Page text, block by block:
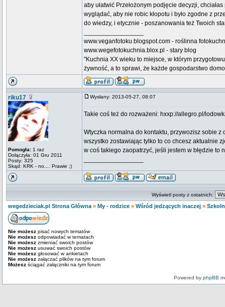
aby ułatwić Przełożonym podjęcie decyzji,
wyglądać, aby nie robic kłopotu i było zgodne z
do wiedzy, i etycznie - poszanowania też Twoich
www.veganfotoku.blogspot.com - roślinna
www.wegefotokuchnia.blox.pl - stary blog
"Kuchnia XX wieku to miejsce, w którym
żywność, a to sprawi, że każde gospodarstwo
riku17
Pomogła: 1 raz
Dołączyła: 01 Gru 2011
Posty: 325
Skąd: KRK - no.... Prawie ;)
Wysłany: 2013-05-27, 08:07
Takie coś też do rozważeni: hxxp://allegro.pl/
Wtyczka normalna do kontaktu, przywozisz sobie
wszystko zostawiając tylko to co chcesz aktualnie
w coś takiego zaopatrzyć, jeśli jestem w błędzie
Wyświetl posty z ostatnich:
wegedzieciak.pl Strona Główna » My - rodzice » Wśród jedzących inaczej »
Nie możesz pisać nowych tematów
Nie możesz odpowiadać w tematach
Nie możesz zmieniać swoich postów
Nie możesz usuwać swoich postów
Nie możesz głosować w ankietach
Nie możesz załączać plików na tym forum
Możesz ściągać załączniki na tym forum
Powered by phpBB